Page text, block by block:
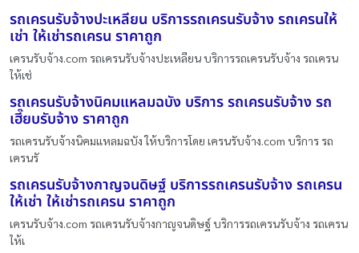
รถเครนรับจ้างปะเหลียน บริการรถเครนรับจ้าง รถเครนให้
เช่า ให้เช่ารถเครน ราคาถูก
เครนรับจ้าง.com รถเครนรับจ้างปะเหลียน บริการรถเครนรับจ้าง รถเครน
ให้เช่
รถเครนรับจ้างนิคมแหลมฉบัง บริการ รถเครนรับจ้าง รถ
เฮี๊ยบรับจ้าง ราคาถูก
รถเครนรับจ้างนิคมแหลมฉบัง ให้บริการโดย เครนรับจ้าง.com บริการ รถ
เครนรั
รถเครนรับจ้างกาญจนดิษฐ์ บริการรถเครนรับจ้าง รถเครน
ให้เช่า ให้เช่ารถเครน ราคาถูก
เครนรับจ้าง.com รถเครนรับจ้างกาญจนดิษฐ์ บริการรถเครนรับจ้าง รถเครน
ให้เ